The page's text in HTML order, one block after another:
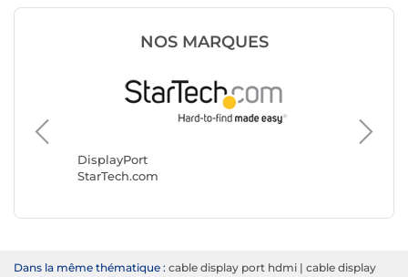
NOS MARQUES
DisplayPort
StarTech.com
Goobay
Dans la même thématique : cable display port hdmi | cable display